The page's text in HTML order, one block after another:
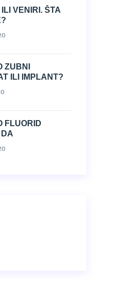
VENIRI. ŠTA
ZUBNI
ILI IMPLANT?
FLUORID